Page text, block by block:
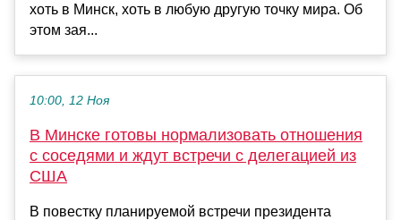
хоть в Минск, хоть в любую другую точку мира. Об
этом зая...
10:00, 12 Ноя
В Минске готовы нормализовать отношения
с соседями и ждут встречи с делегацией из
США
В повестку планируемой встречи президента